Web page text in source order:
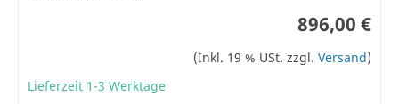
896,00 €
(Inkl. 19 % USt. zzgl. Versand)
Lieferzeit 1-3 Werktage